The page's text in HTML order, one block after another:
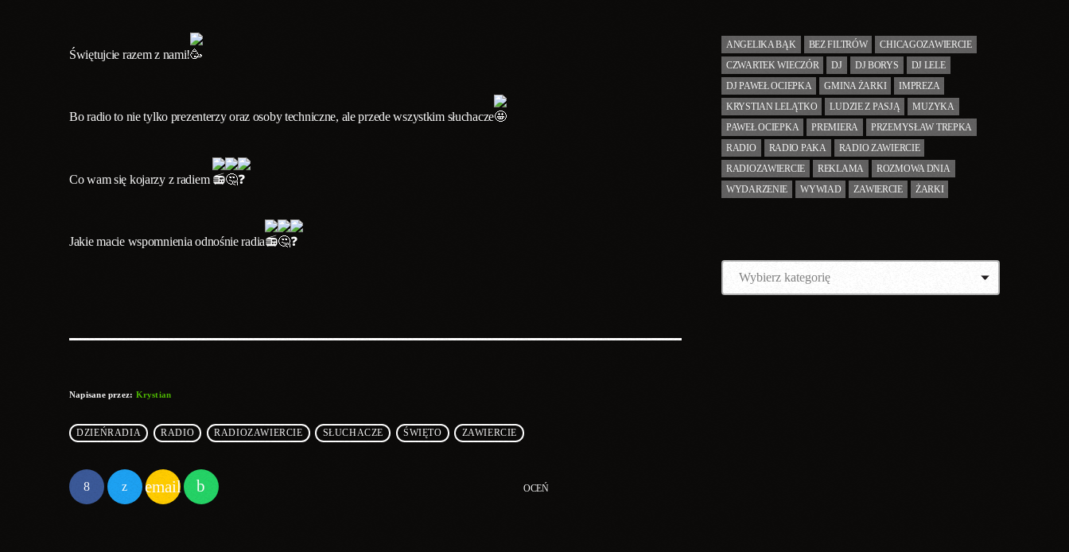
Świętujcie razem z nami!
Boradio to nie tylko prezenterzy oraz osoby techniczne, ale przede wszystkim słuchacze
Co wam się kojarzy z radiem
Jakie macie wspomnienia odnośnie radia
Napisane przez: Krystian
DZIEŃRADIA RADIO RADIOZAWIERCIE SŁUCHACZE ŚWIĘTO ZAWIERCIE
email OCEŃ
ANGELIKA BĄK BEZ FILTRÓW
CHICAGOZAWIERCIE
CZWARTEK WIECZÓR
DJ DJ BORYS
DJ LELE
DJ PAWEŁ OCIEPKA
GMINA ŻARKI
IMPREZA
KRYSTIAN LELĄTKO
LUDZIE Z PASJĄ
MUZYKA
PAWEŁ OCIEPKA
PREMIERA
PRZEMYSŁAW TREPKA
RADIO
RADIO PAKA
RADIO ZAWIERCIE
RADIOZAWIERCIE
REKLAMA
ROZMOWA DNIA
WYDARZENIE
WYWIAD ZAWIERCIE ŻARKI